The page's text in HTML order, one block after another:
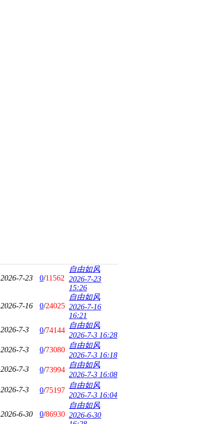
2026-7-23 0/11562
自由如风
2026-7-23
15:26
2026-7-16 0/24025
自由如风
2026-7-16
16:21
2026-7-3
0/74144
自由如风
2026-7-3 16:28
2026-7-3
0/73080
自由如风
2026-7-3 16:18
2026-7-3
0/73994
自由如风
2026-7-3 16:08
2026-7-3
0/75197
自由如风
2026-7-3 16:04
2026-6-30 0/86930
自由如风
2026-6-30